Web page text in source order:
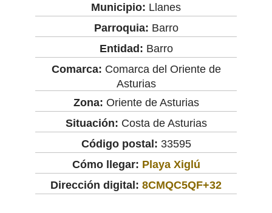
Municipio: Llanes
Parroquia: Barro
Entidad: Barro
Comarca: Comarca del Oriente de
Asturias
Zona: Oriente de Asturias
Situación: Costa de Asturias
Código postal: 33595
Cómo llegar: Playa Xiglú
Dirección digital: 8CMQC5QF+32